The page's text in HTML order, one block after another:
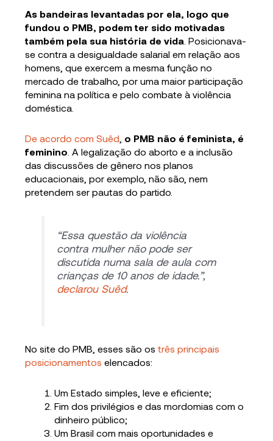
As bandeiras levantadas por ela, logo que
fundou o PMB, podem ter sido motivadas
também pela sua história de vida . Posicionava-
se contra a desigualdade salarial em relação aos
homens, que exercem a mesma função no
mercado de trabalho, por uma maior participação
feminina na política e pelo combate à violência
doméstica.
De acordo com Suêd o PMB não é feminista, é
feminino . A legalização do aborto e a inclusão
das discussões de gênero nos planos
educacionais, por exemplo, não são, nem
pretendem ser pautas do partido.
“Essa questão da violência
contra mulher não pode ser
discutida numa sala de aula com
crianças de 10 anos de idade.”,
declarou Suêd.
No site do PMB, esses são ostrês principais
posicionamentos elencados:
Um Estado simples, leve e eficiente;
Fim dos privilégios e das mordomias com o
dinheiro público;
Um Brasil com mais oportunidades e